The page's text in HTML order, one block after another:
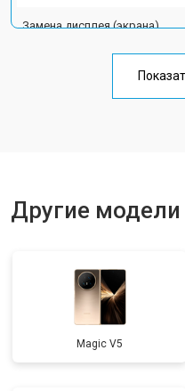
Замена дисплея (экрана)
Замена кнопки включения
Другие
Magic V5